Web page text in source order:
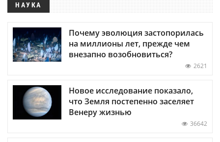
НАУКА
Почему эволюция застопорилась
на миллионы лет, прежде чем
внезапно возобновиться?
2621
Новое исследование показало,
что Земля постепенно заселяет
Венеру жизнью
36642